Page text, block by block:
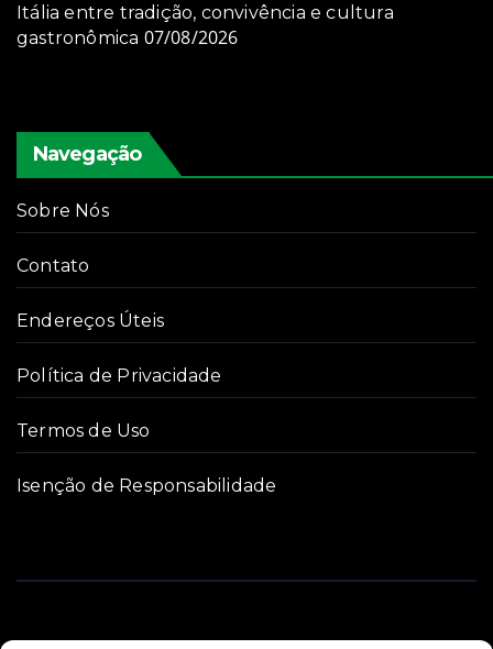
Itália entre tradição, convivência e cultura
gastronômica 07/08/2026
Navegação
Sobre Nós
Contato
Endereços Úteis
Política de Privacidade
Termos de Uso
Isenção de Responsabilidade